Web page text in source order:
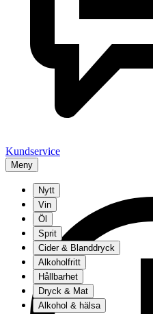
Kundservice
Meny
Nytt
Vin
Öl
Sprit
Cider & Blanddryck
Alkoholfritt
Hållbarhet
Dryck & Mat
Alkohol & hälsa